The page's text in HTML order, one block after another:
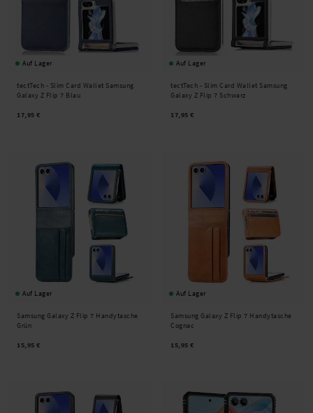
Auf Lager
tectTech - Slim Card Wallet Samsung
Galaxy Z Flip 7 Blau
17,95 €
Auf Lager
tectTech - Slim Card Wallet Samsung
Galaxy Z Flip 7 Schwarz
17,95 €
Auf Lager
Samsung Galaxy Z Flip 7 Handytasche
Grün
15,95 €
Auf Lager
Samsung Galaxy Z Flip 7 Handytasche
Cognac
15,95 €